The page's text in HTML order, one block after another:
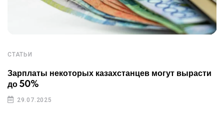
СТАТЬИ
Зарплаты некоторых казахстанцев могут вырасти
до 50%
29.07.2025